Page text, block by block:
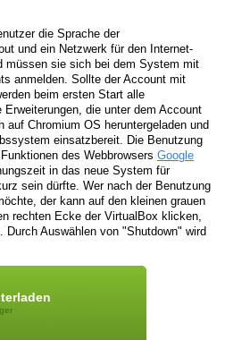
die Sprache der
und ein Netzwerk für den Internet-
müssen sie sich bei dem System mit
anmelden. Sollte der Account mit
beim ersten Start alle
Erweiterungen, die unter dem Account
auf Chromium OS heruntergeladen und
einsatzbereit. Die Benutzung
des Webbrowsers Google
in das neue System für
sein dürfte. Wer nach der Benutzung
der kann auf den kleinen grauen
rechten Ecke der VirtualBox klicken,
Durch Auswählen von "Shutdown" wird